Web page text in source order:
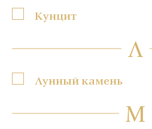
Кунцит
Л
Лунный камень
М